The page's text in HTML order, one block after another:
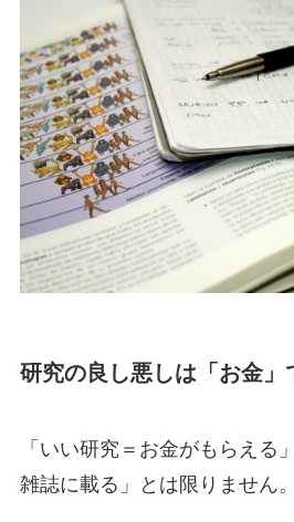
研究の良し悪しは「お金」
「いい研究＝お金がもらえる
雑誌に載る」とは限りません。